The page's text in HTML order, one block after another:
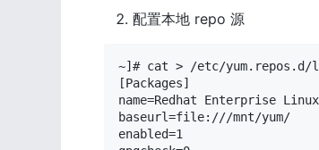
配置本地 repo 源
~]# cat > /etc/yum.repos.d/
[Packages]
name=Redhat Enterprise
baseurl=file:///mnt/yum/
enabled=1